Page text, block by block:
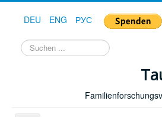
DEU ENG РУС
Suchen
...